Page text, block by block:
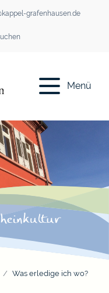
grafenhausen.de
Menü
Was erledige ich wo?